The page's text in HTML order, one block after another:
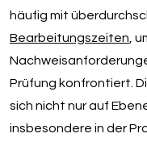
häufig mit
Bearbeitungszeiten ,
Prüfung konfrontiert.
sich nicht nur auf
insbesondere in der